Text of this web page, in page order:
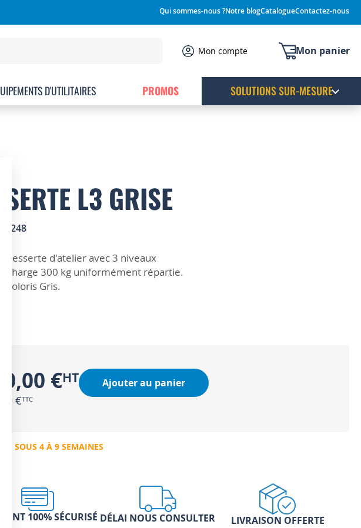
Qui sommes-nous ?Notre blogCatalogueContactez-nous
Mon panier
Mon compte
D'UTILITAIRES PROMOS SOLUTIONS SUR-MESURE
L3 GRISE
Desserte d'atelier avec 3 niveaux
Charge 300 kg uniformément répartie.
Coloris Gris.
€
€
Ajouter au panier
SOUS 4 À 9 SEMAINES
100% SÉCURISÉ DÉLAI NOUS CONSULTER LIVRAISON OFFERTE